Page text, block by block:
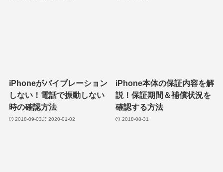
iPhoneがバイブレーション
しない！電話で振動しない
時の確認方法
2018-09-03 2020-01-02
iPhone本体の保証内容を解
説！保証期間＆補償状況を
確認する方法
2018-08-31